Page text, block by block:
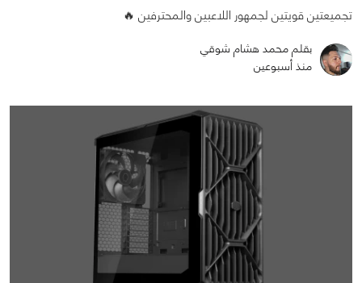
تجميعتين قويتين لجمهور اللاعبين والمحترفين 🔥
بقلم محمد هشام شوقي
منذ أسبوعين